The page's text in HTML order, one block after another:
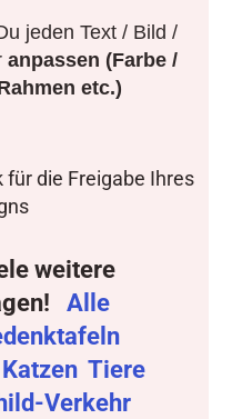
jeden Text / Bild /
anpassen (Farbe /
etc.)
für die Freigabe Ihres
weitere
Alle
Katzen Tiere
Verkehr